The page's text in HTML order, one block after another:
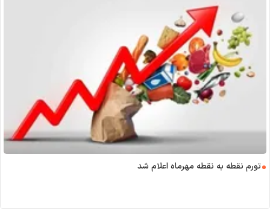
تورم نقطه به نقطه مهرماه اعلام شد